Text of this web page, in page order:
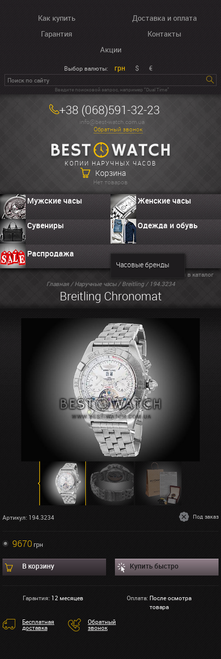
Как купить
Доставка и оплата
Гарантия
Контакты
Акции
Выбор валюты: грн $ €
Введите поисковой запрос, например “Dual Time”
+38 (068)591-32-23
info@best-watch.com.ua
Обратный звонок
КОПИИ НАРУЧНЫХ ЧАСОВ
Корзина
Нет товаров
Мужские часы Женские часы
Сувениры Одежда и обувь
Распродажа
Часовые бренды
Главная/Наручные часы/Breitling/ 194.3234
Breitling Chronomat
Вернуться в каталог
Артикул: 194.3234 Под заказ
9670грн
В корзину Купить быстро
Гарантия: 12 месяцев Оплата: После осмотра
товара
Бесплатная
доставка
Обратный
звонок